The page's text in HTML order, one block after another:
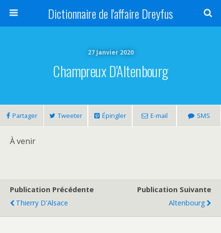
Dictionnaire de l'affaire Dreyfus
27 Janvier 2020
Champreux D’Altenbourg
Partager Tweeter Épingler E-mail SMS
À venir
Publication Précédente
Thierry D'Alsace
Publication Suivante
Altenbourg